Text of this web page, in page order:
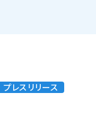
プレスリリース